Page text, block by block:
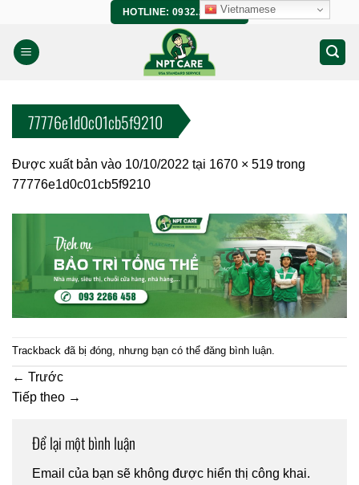
nội
dung
HOTLINE: 0932.266.458
77776e1d0c01cb5f9210
Được xuất bản vào 10/10/2022 tại 1670 × 519 trong
77776e1d0c01cb5f9210
Trackback đã bị đóng, nhưng bạn có thể đăng bình luận.
← Trước
Tiếp theo →
Để lại một bình luận
Email của bạn sẽ không được hiển thị công khai.
Vietnamese